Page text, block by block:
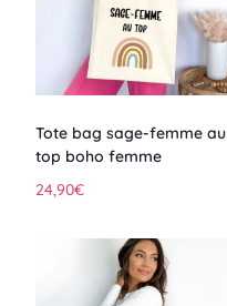
Tote bag sage-femme au
top boho femme
24,90€